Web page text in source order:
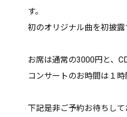
す。
初のオリジナル曲を初披露
お席は通常の3000円と、
コンサートのお時間は１時
下記是非ご予約お待ちして